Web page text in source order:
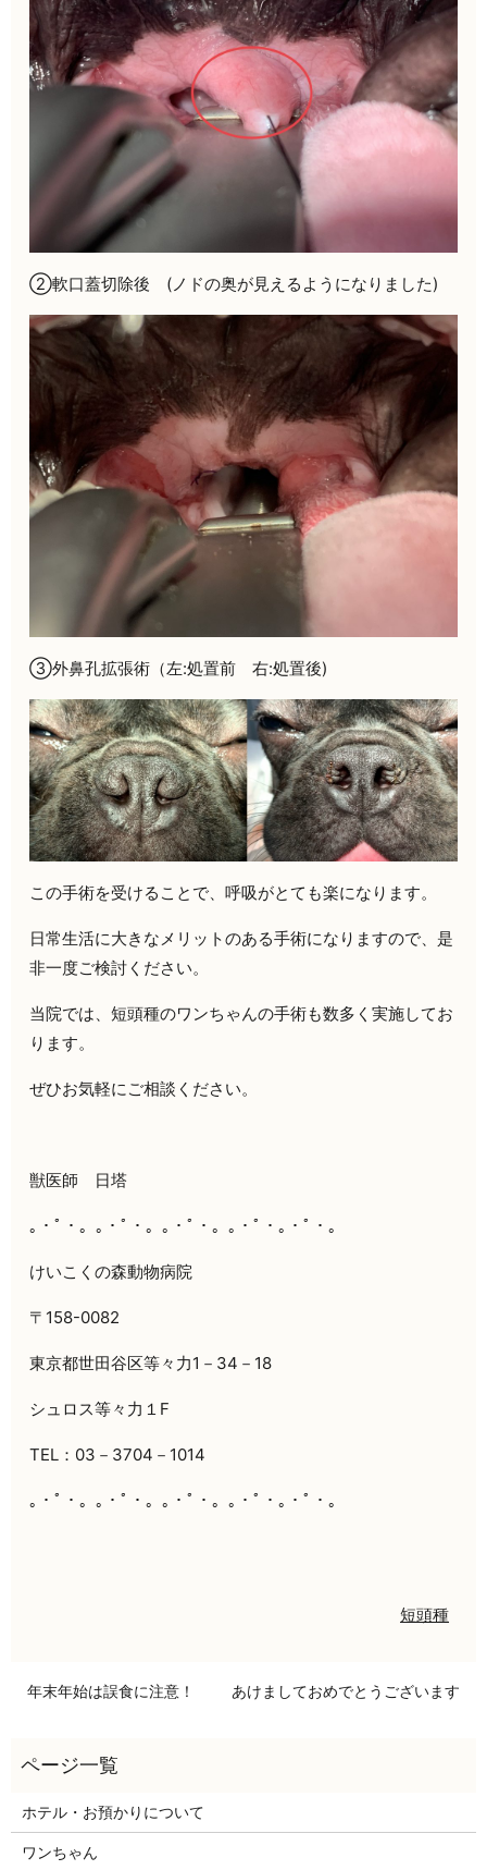
②軟口蓋切除後 (ノドの奥が見えるようになりました)
③外鼻孔拡張術（左:処置前 右:処置後)
この手術を受けることで、呼吸がとても楽になります。
日常生活に大きなメリットのある手術になりますので、是
非一度ご検討ください。
当院では、短頭種のワンちゃんの手術も数多く実施してお
ります。
ぜひお気軽にご相談ください。
獣医師 日塔
｡・ﾟ・。｡・ﾟ・。｡・ﾟ・。｡・ﾟ・｡・ﾟ・。
けいこくの森動物病院
〒158-0082
東京都世田谷区等々力1－34－18
シュロス等々力１F
TEL：03－3704－1014
｡・ﾟ・。｡・ﾟ・。｡・ﾟ・。｡・ﾟ・｡・ﾟ・。
短頭種
年末年始は誤食に注意！ あけましておめでとうございます
ホテル・お預かりについて
ワンちゃん